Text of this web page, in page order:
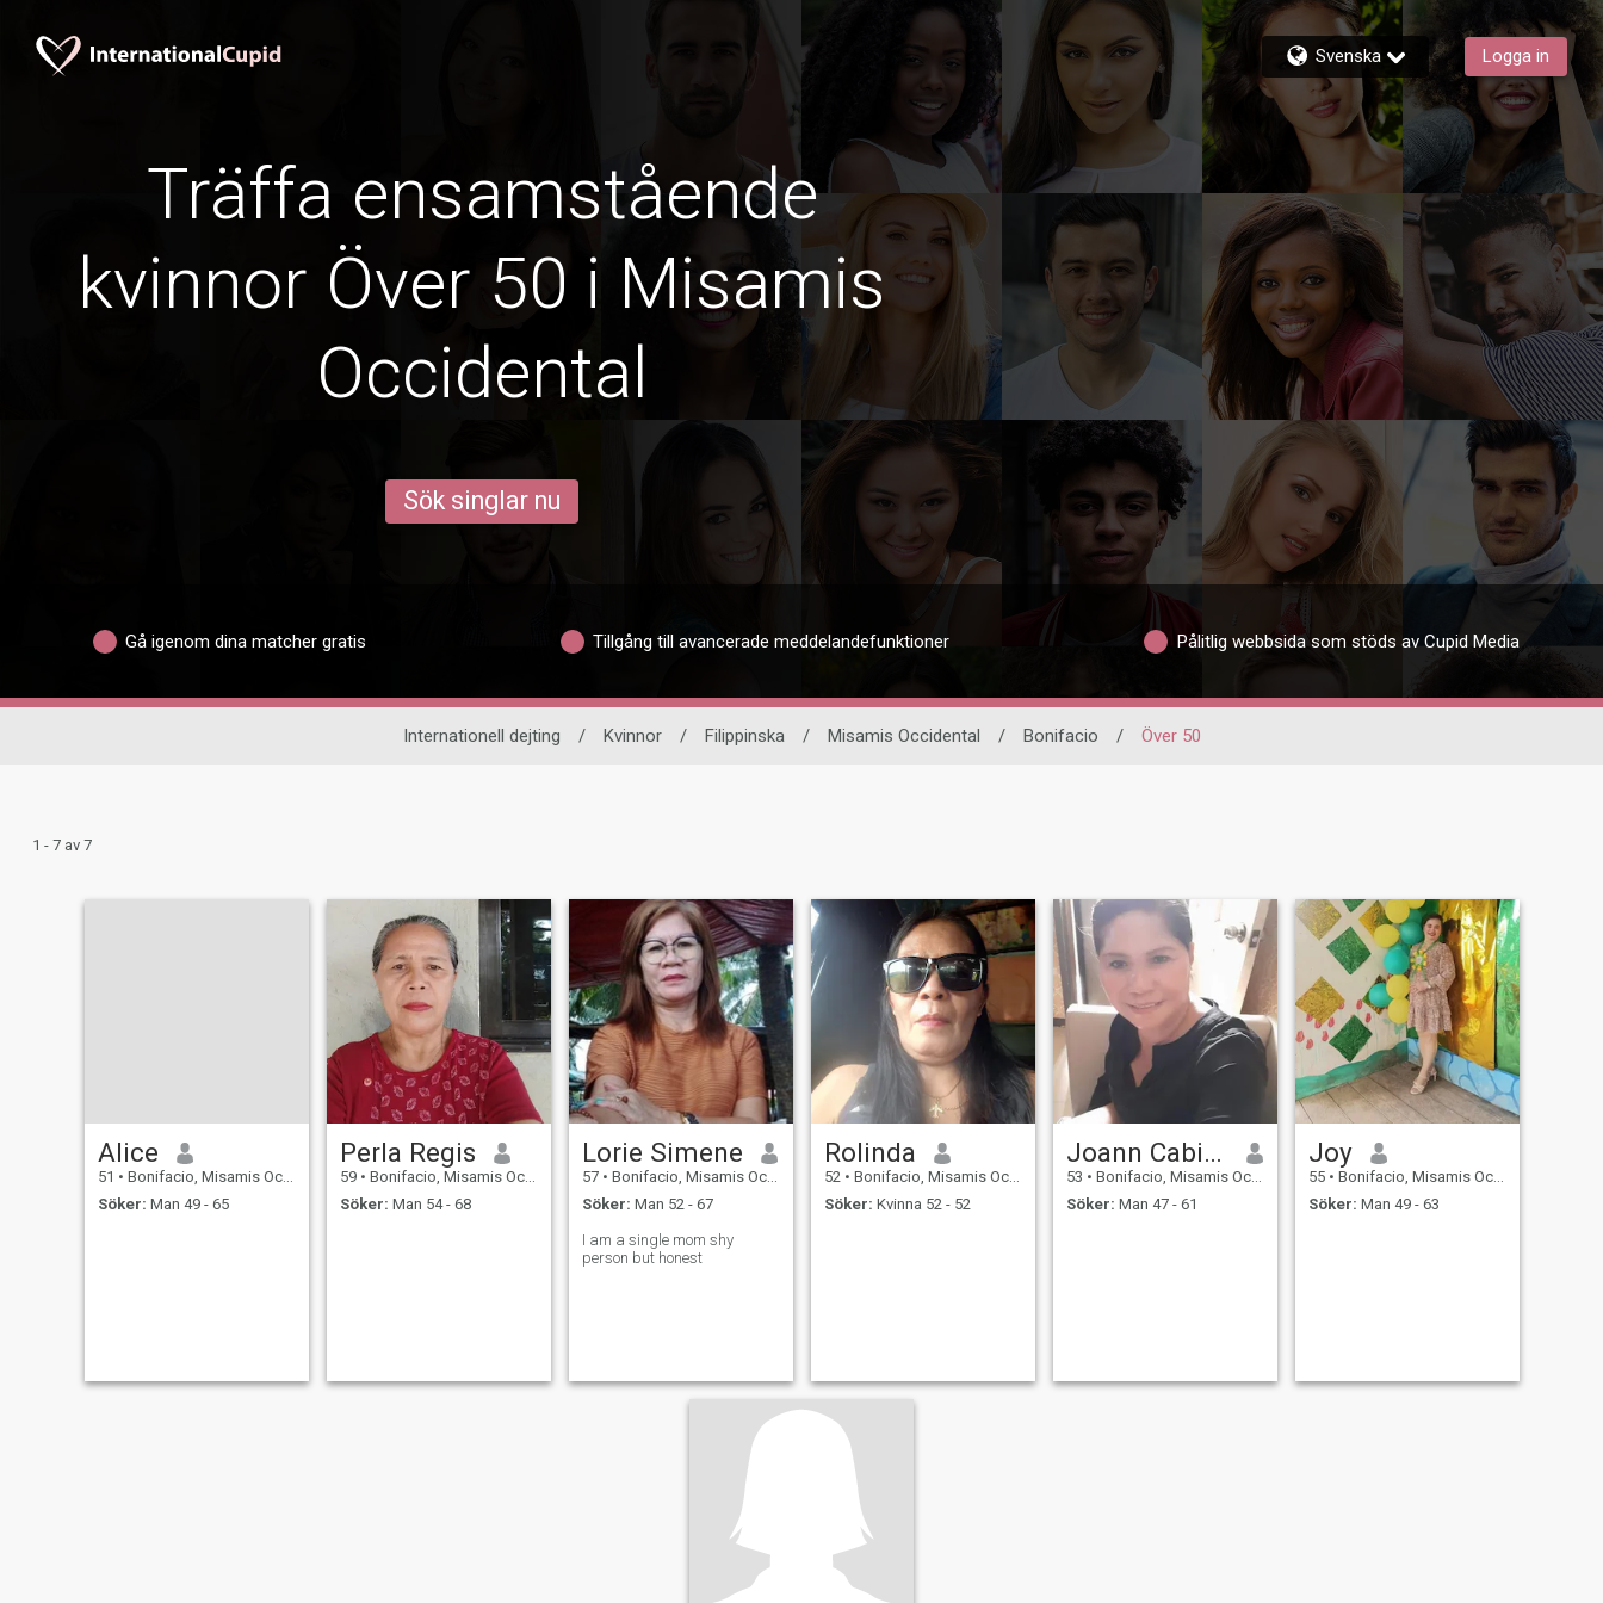
Svenska Logga in
Träffa ensamstående
kvinnor Över 50 i Misamis
Occidental
Sök singlar nu
Gå igenom dina matcher gratis Tillgång till avancerade meddelandefunktioner Pålitlig webbsida som stöds av Cupid Media
Internationell dejting / Kvinnor / Filippinska / Misamis Occidental / Bonifacio / Över 50
1 - 7 av 7
Alice
51 • Bonifacio, Misamis Occidental, Filippinerna
Söker: Man 49 - 65
Perla Regis
59 • Bonifacio, Misamis Occidental, Filippinerna
Söker: Man 54 - 68
Lorie Simene
57 • Bonifacio, Misamis Occidental, Filippinerna
Söker: Man 52 - 67
I am a single mom shy
person but honest
Rolinda
52 • Bonifacio, Misamis Occidental, Filippinerna
Söker: Kvinna 52 - 52
Joann Cabilan
53 • Bonifacio, Misamis Occidental, Filippinerna
Söker: Man 47 - 61
Joy
55 • Bonifacio, Misamis Occidental, Filippinerna
Söker: Man 49 - 63